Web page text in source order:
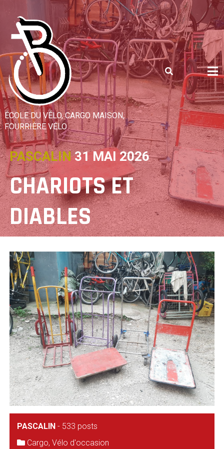
content
ÉCOLE DU VÉLO, CARGO MAISON,
FOURRIÈRE VÉLO
PASCALIN 31 MAI 2026
CHARIOTS ET
DIABLES
PASCALIN- 533 posts
Cargo, Vélo d'occasion